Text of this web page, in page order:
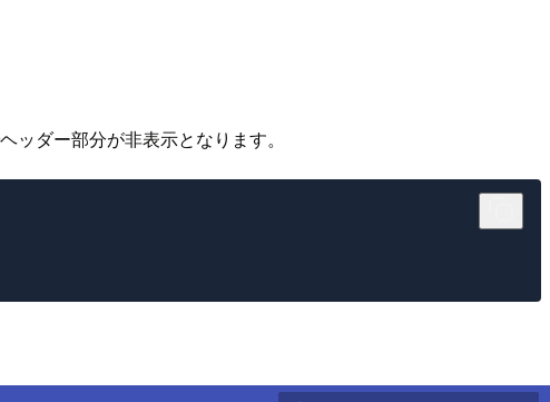
ダー部分が非表示となります。